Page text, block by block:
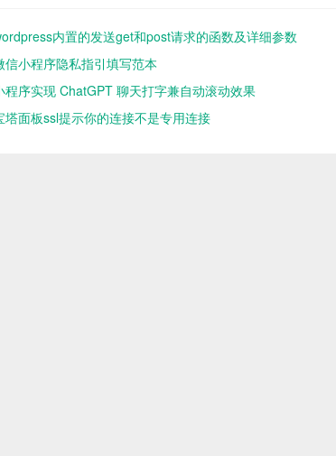
内置的发送get和post请求的函数及详细参数
信小程序隐私指引填写范本
程序实现 ChatGPT 聊天打字兼自动滚动效果
塔面板ssl提示你的连接不是专用连接